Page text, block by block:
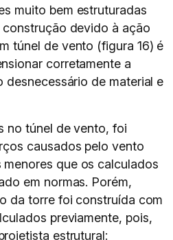
muito bem estruturadas
devido à ação
túnel de vento (figura 16) é
corretamente a
desnecessário de material e
no túnel de vento, foi
causados pelo vento
que os calculados
em normas. Porém,
da torre foi construída com
previamente, pois,
estrutural: